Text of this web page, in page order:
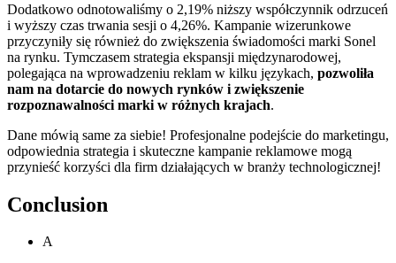
Dodatkowo odnotowaliśmy o 2,19% niższy współczynnik odrzuceń
i wyższy czas trwania sesji o 4,26%. Kampanie wizerunkowe
przyczyniły się również do zwiększenia świadomości marki Sonel
na rynku. Tymczasem strategia ekspansji międzynarodowej,
polegająca na wprowadzeniu reklam w kilku językach, pozwoliła
nam na dotarcie do nowych rynków i zwiększenie
rozpoznawalności marki w różnych krajach.
Dane mówią same za siebie! Profesjonalne podejście do marketingu,
odpowiednia strategia i skuteczne kampanie reklamowe mogą
przynieść korzyści dla firm działających w branży technologicznej!
Conclusion
A